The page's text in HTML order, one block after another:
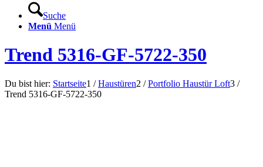
Suche
Menü Menü
Trend 5316-GF-5722-350
Du bist hier: Startseite1 / Haustüren2 / Portfolio Haustür Loft3 /
Trend 5316-GF-5722-350